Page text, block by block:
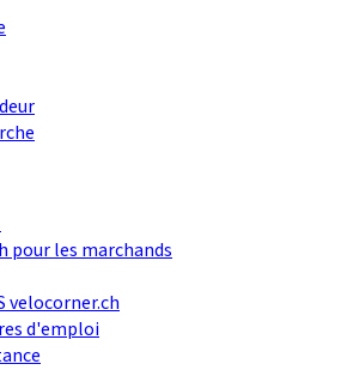
pour les marchands
velocorner.ch
d'emploi